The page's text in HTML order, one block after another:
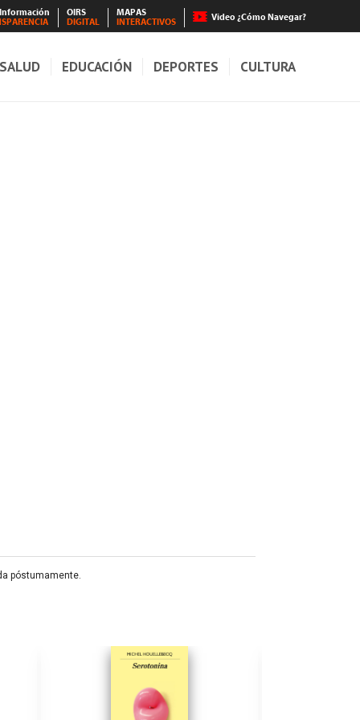
OIRS
DIGITAL
MAPAS
INTERACTIVOS
Video ¿Cómo Navegar?
SALUD EDUCACIÓN DEPORTES CULTURA
póstumamente.